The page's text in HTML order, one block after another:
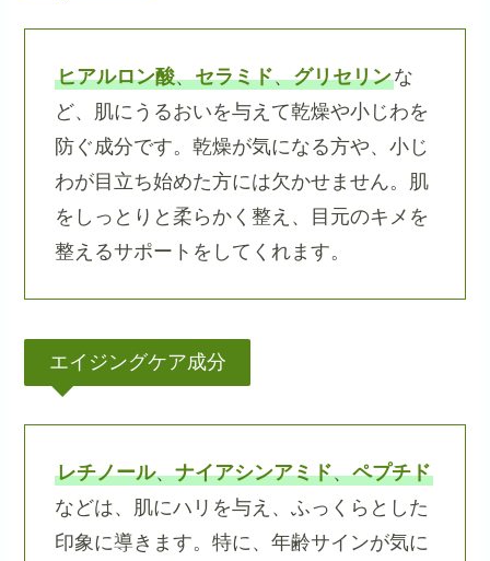
ヒアルロン酸、セラミド、グリセリンな
ど、肌にうるおいを与えて乾燥や小じわを
防ぐ成分です。乾燥が気になる方や、小じ
わが目立ち始めた方には欠かせません。肌
をしっとりと柔らかく整え、目元のキメを
整えるサポートをしてくれます。
エイジングケア成分
レチノール、ナイアシンアミド、ペプチド
などは、肌にハリを与え、ふっくらとした
印象に導きます。特に、年齢サインが気に